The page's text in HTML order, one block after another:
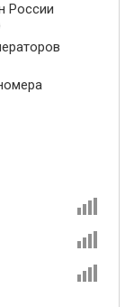
России